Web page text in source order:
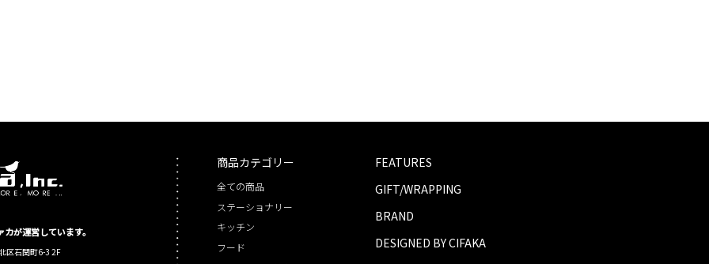
商品カテゴリー
全ての商品
ステーショナリー
キッチン
フード
FEATURES
GIFT/WRAPPING
BRAND
DESIGNED BY CIFAKA
が運営しています。
区石関町6-3 2F